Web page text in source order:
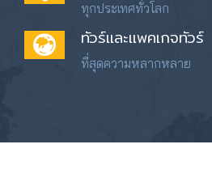
ทุกประเทศทั่วโลก
ทัวร์และแพคเกจทัวร์
ที่สุดความหลากหลาย